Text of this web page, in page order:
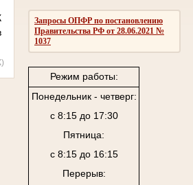
Запросы ОПФР по постановлению
Правительства РФ от 28.06.2021 №
1037
Режим работы:
Понедельник - четверг:
с 8:15 до 17:30
Пятница:
с 8:15 до 16:15
Перерыв: